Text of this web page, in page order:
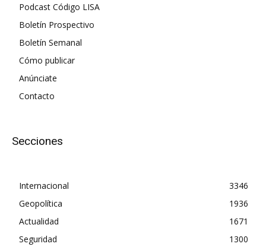
Podcast Código LISA
Boletín Prospectivo
Boletín Semanal
Cómo publicar
Anúnciate
Contacto
Secciones
Internacional
3346
Geopolítica
1936
Actualidad
1671
Seguridad
1300